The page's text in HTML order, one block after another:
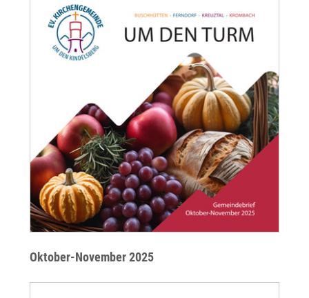
Oktober-November 2025